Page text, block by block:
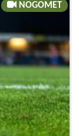
NOGOMET